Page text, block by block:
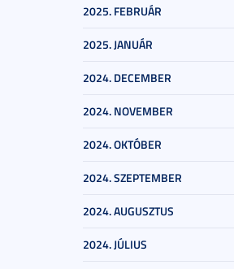
2025. FEBRUÁR
2025. JANUÁR
2024. DECEMBER
2024. NOVEMBER
2024. OKTÓBER
2024. SZEPTEMBER
2024. AUGUSZTUS
2024. JÚLIUS